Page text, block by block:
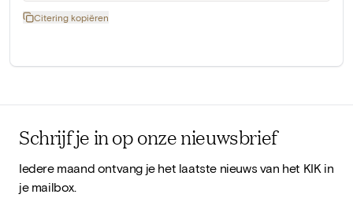
Citering kopiëren
Schrijf je in op onze nieuwsbrief
Iedere maand ontvang je het laatste nieuws van het KIK in
je mailbox.